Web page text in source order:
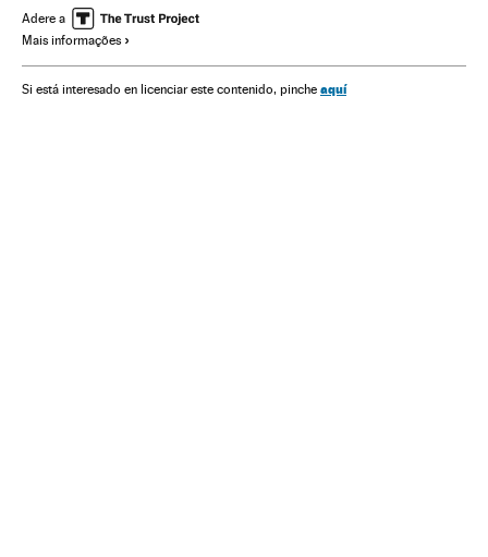
Descoberta América Cultura
Adere a
Mais informações
Si está interesado en licenciar este contenido, pinche aquí